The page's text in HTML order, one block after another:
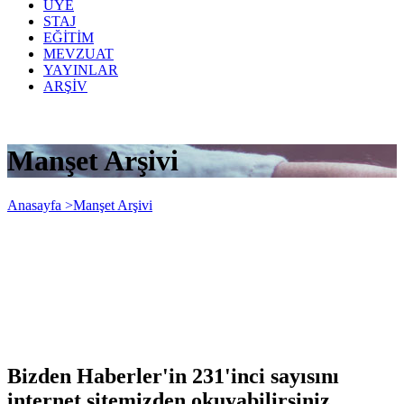
ÜYE
STAJ
EĞİTİM
MEVZUAT
YAYINLAR
ARŞİV
Manşet Arşivi
Anasayfa >Manşet Arşivi
Bizden Haberler'in 231'inci sayısını